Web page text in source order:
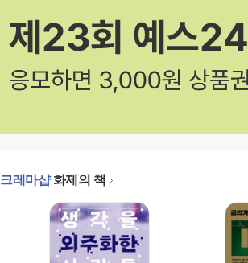
크레마샵화제의 책